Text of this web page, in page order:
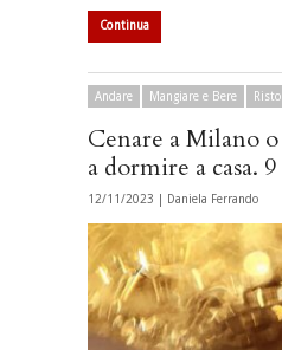
Continua
Andare Mangiare e Bere
Cenare a Milano
a dormire a casa.
12/11/2023 | Daniela Ferrando